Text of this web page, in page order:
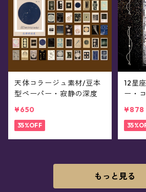
天体コラージュ素材/豆本
型ペーパー・寂静の深度
¥650
35%OFF
12星
ー・
¥878
もっと見る